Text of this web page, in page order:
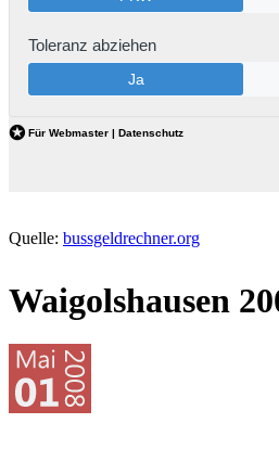
Quelle: bussgeldrechner.org
Waigolshausen